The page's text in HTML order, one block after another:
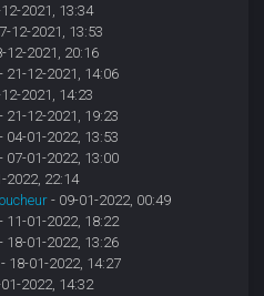
2021, 13:34
12-2021, 13:53
12-2021, 20:16
- 21-12-2021, 14:06
2021, 14:23
- 21-12-2021, 19:23
- 04-01-2022, 13:53
- 07-01-2022, 13:00
2022, 22:14
- 09-01-2022, 00:49
- 11-01-2022, 18:22
- 18-01-2022, 13:26
- 18-01-2022, 14:27
2022, 14:32